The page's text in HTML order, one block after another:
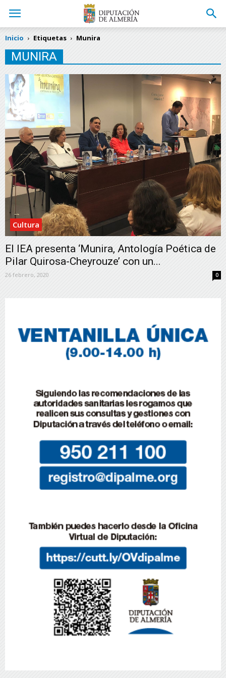
Inicio Etiquetas Munira
MUNIRA
Cultura
El IEA presenta ‘Munira, Antología Poética de
Pilar Quirosa-Cheyrouze’ con un...
26 febrero, 2020 0